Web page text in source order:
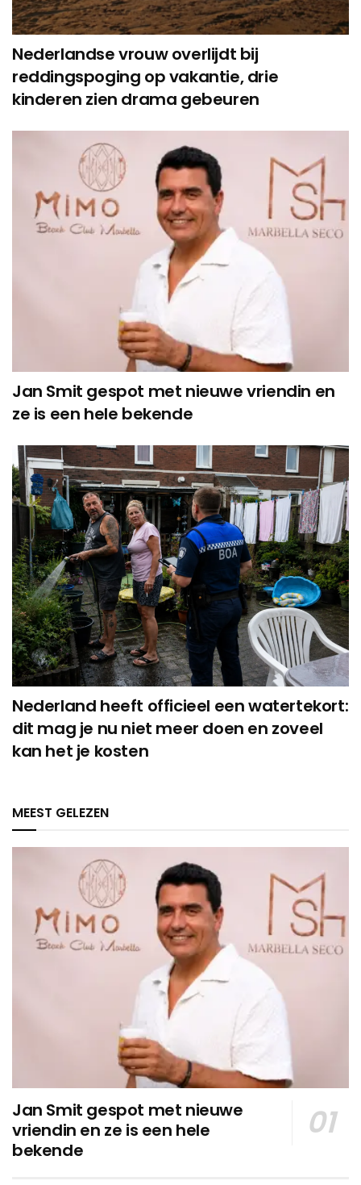
Nederlandse vrouw overlijdt bij
reddingspoging op vakantie, drie
kinderen zien drama gebeuren
Jan Smit gespot met nieuwe vriendin en
ze is een hele bekende
Nederland heeft officieel een watertekort:
dit mag je nu niet meer doen en zoveel
kan het je kosten
MEEST GELEZEN
Jan Smit gespot met nieuwe
vriendin en ze is een hele
bekende